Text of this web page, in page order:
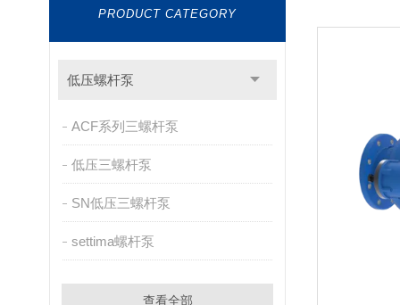
PRODUCT CATEGORY
低压螺杆泵
ACF系列三螺杆泵
低压三螺杆泵
SN低压三螺杆泵
settima螺杆泵
查看全部